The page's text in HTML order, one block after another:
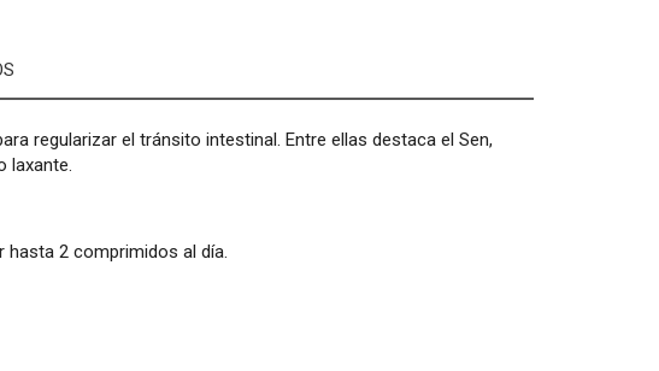
regularizar el tránsito intestinal. Entre ellas destaca el Sen,
laxante.
2 comprimidos al día.